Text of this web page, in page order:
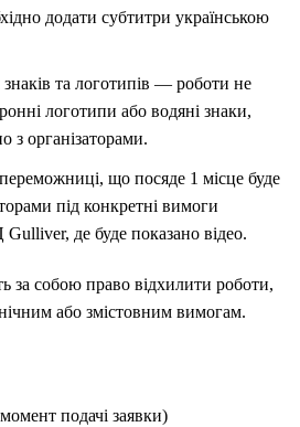
додати субтитри українською
знаків та логотипів — роботи не
логотипи або водяні знаки,
з організаторами.
що посяде 1 місце буде
під конкретні вимоги
де буде показано відео.
за собою право відхилити роботи,
або змістовним вимогам.
подачі заявки)